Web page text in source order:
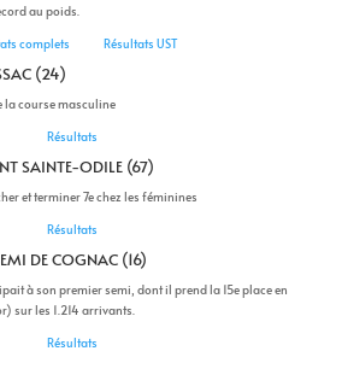
au poids.
complets
Résultats UST
(24)
la course masculine
Résultats
SAINTE-ODILE (67)
et terminer 7e chez les féminines
Résultats
DE COGNAC (16)
à son premier semi, dont il prend la 15e place en
sur les 1.214 arrivants.
Résultats